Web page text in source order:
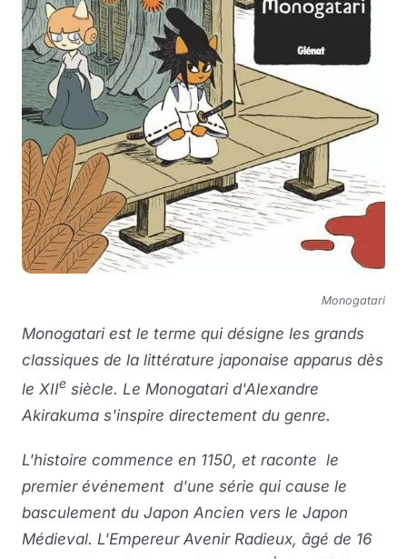
Monogatari
Monogatari est le terme qui désigne les grands
classiques de la littérature japonaise apparus dès
le XIIe siècle. Le Monogatari d'Alexandre
Akirakuma s'inspire directement du genre.
L'histoire commence en 1150, et raconte le
premier événement d'une série qui cause le
basculement du Japon Ancien vers le Japon
Médieval. L'Empereur Avenir Radieux, âgé de 16